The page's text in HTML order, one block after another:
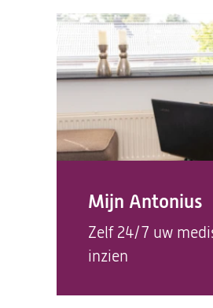
Mijn Antonius
Zelf 24/7 uw
inzien